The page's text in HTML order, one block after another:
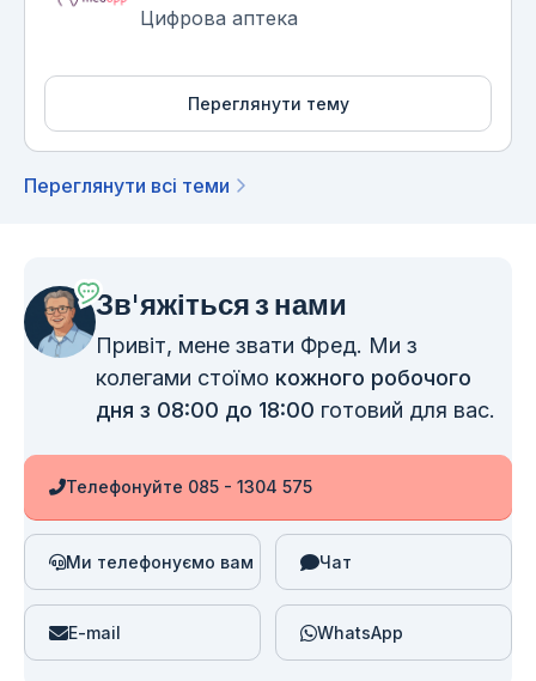
Цифрова аптека
Переглянути тему
Переглянути всі теми
Зв'яжіться з нами
Привіт, мене звати Фред. Ми з
колегами стоїмо кожного робочого
дня з 08:00 до 18:00 готовий для вас.
Телефонуйте 085 - 1304 575
Ми телефонуємо вам Чат
E-mail WhatsApp